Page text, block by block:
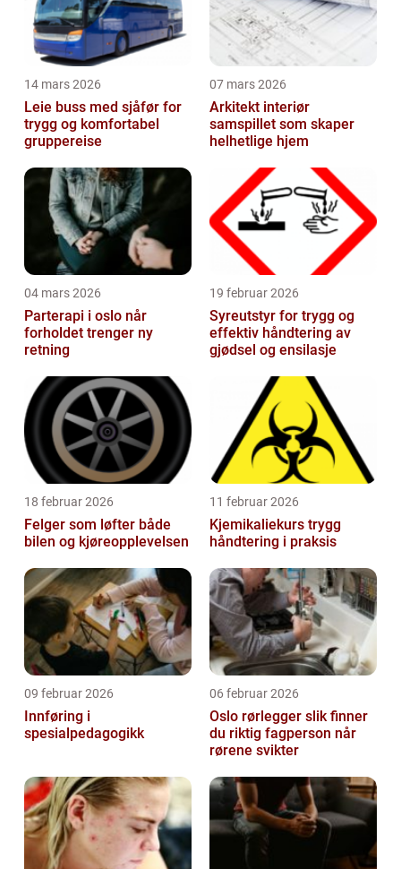
14 mars 2026
Leie buss med sjåfør for
trygg og komfortabel
gruppereise
07 mars 2026
Arkitekt interiør
samspillet som skaper
helhetlige hjem
04 mars 2026
Parterapi i oslo når
forholdet trenger ny
retning
19 februar 2026
Syreutstyr for trygg og
effektiv håndtering av
gjødsel og ensilasje
18 februar 2026
Felger som løfter både
bilen og kjøreopplevelsen
11 februar 2026
Kjemikaliekurs trygg
håndtering i praksis
09 februar 2026
Innføring i
spesialpedagogikk
06 februar 2026
Oslo rørlegger slik finner
du riktig fagperson når
rørene svikter